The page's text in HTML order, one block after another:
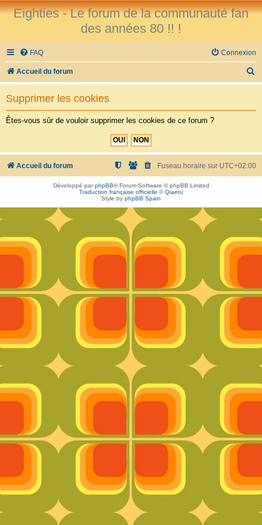
Eighties - Le forum de la communauté fan
des années 80 !! !
FAQ Connexion
Accueil du forum
e
h
r
Supprimer les cookies
Êtes-vous sûr de vouloir supprimer les cookies de ce forum ?
Accueil du forum Fuseau horaire sur UTC+02:00
Développé parphpBB® Forum Software © phpBB Limited
Traduction française officielle ©Qiaeru
Style by phpBB Spain